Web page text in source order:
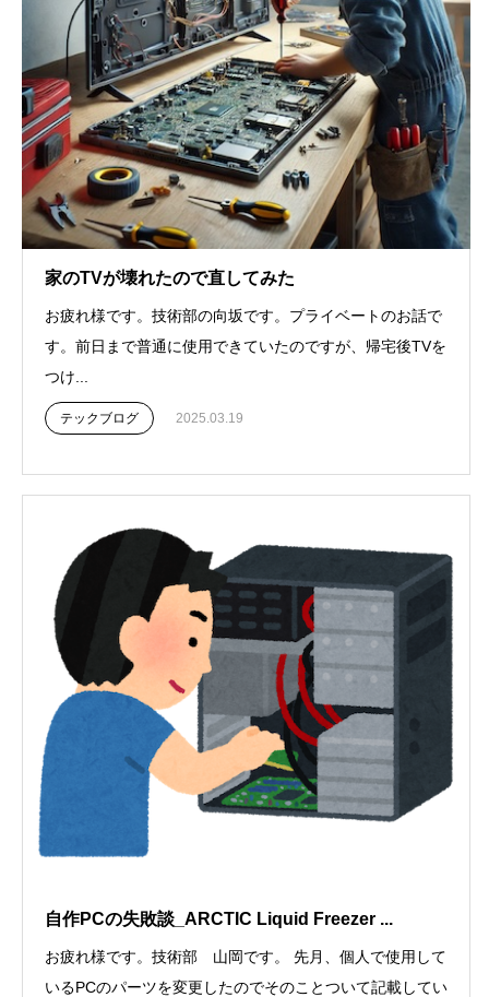
家のTVが壊れたので直してみた
お疲れ様です。技術部の向坂です。プライベートのお話で
す。前日まで普通に使用できていたのですが、帰宅後TVを
つけ...
テックブログ 2025.03.19
自作PCの失敗談_ARCTIC Liquid Freezer ...
お疲れ様です。技術部 山岡です。 先月、個人で使用して
いるPCのパーツを変更したのでそのことついて記載してい